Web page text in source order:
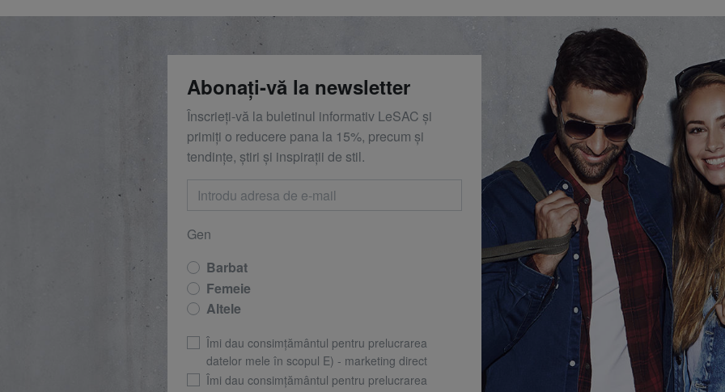
Abonați-vă la newsletter
Înscrieți-vă la buletinul informativ LeSAC și
primiți o reducere pana la 15%, precum și
tendințe, știri și inspirații de stil.
Gen
Barbat
Femeie
Altele
Îmi dau consimțământul pentru prelucrarea
datelor mele în scopul E) - marketing direct
Îmi dau consimțământul pentru prelucrarea